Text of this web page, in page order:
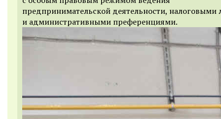
предпринимательской деятельности, налоговыми
и административными преференциями.